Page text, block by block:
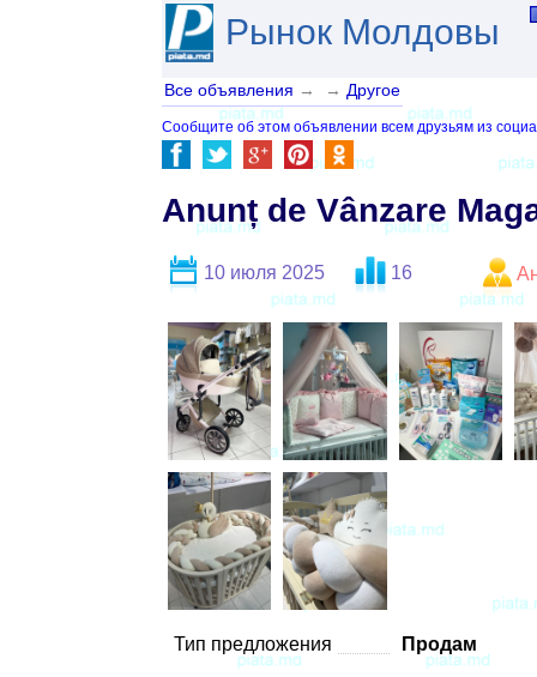
Рынок Молдовы
Все объявления → → Другое
Сообщите об этом объявлении всем друзьям из
Anunț de Vânzare
10 июля 2025 16
Тип предложения Продам